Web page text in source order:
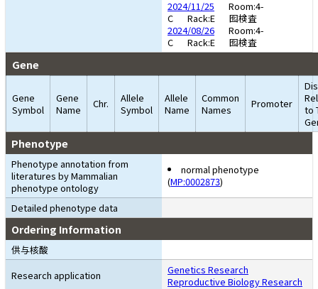
2024/11/25
Room:4-
C
Rack:E
囮検査
2024/08/26
Room:4-
C
Rack:E 囮検査
Gene
Gene
Symbol
Gene
Name
Chr.
Allele
Symbol
Allele
Name
Common
Names
Promoter
to
Phenotype
Phenotype annotation from
literatures by Mammalian
phenotype ontology
normal phenotype
(MP:0002873)
Detailed phenotype data
Ordering Information
供与核酸
Research application
Genetics Research
Reproductive Biology Research